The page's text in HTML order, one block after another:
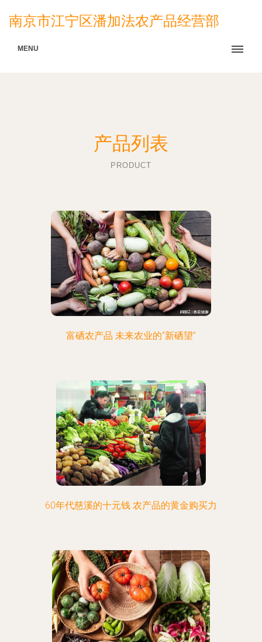
南京市江宁区潘加法农产品经营部
MENU
产品列表
PRODUCT
富硒农产品 未来农业的“新硒望”
60年代慈溪的十元钱 农产品的黄金购买力